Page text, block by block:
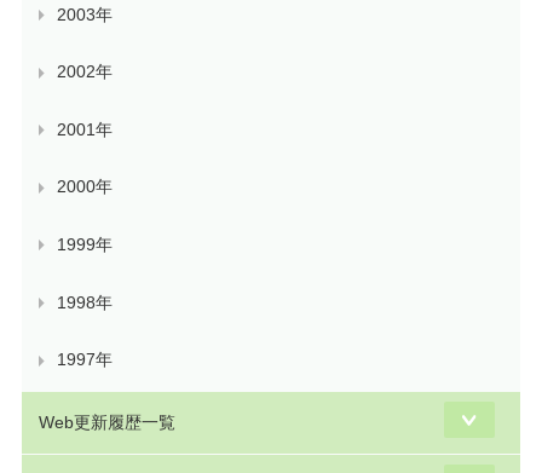
2003年
2002年
2001年
2000年
1999年
1998年
1997年
Web更新履歴一覧